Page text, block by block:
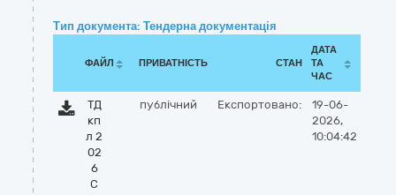
Тип документа: Тендерна документація
ФАЙЛ ПРИВАТНІСТЬ СТАН
ДАТА
ТА
ЧАС
ТД
кп
л 2
02
6
С
публічний Експортовано:
19-06-
2026,
10:04:42